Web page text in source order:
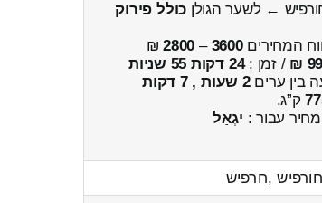
← לשער הגולן כולל פירוק
המחירים3600
–
2800
₪
/ זמן :24 דקות 55 שניות
בין ערים2 שעות , 7 דקות
ק”ג.
עבור : יגְאַל
,חרפיש